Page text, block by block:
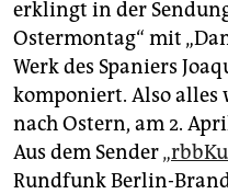
erklingt in der
Ostermontag“ mit
Werk des Spaniers
komponiert. Also alles
nach Ostern, am 2.
Aus dem Sender
Rundfunk Berlin-